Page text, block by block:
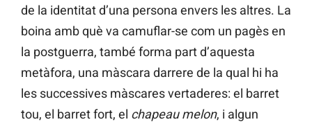
de la identitat d’una persona envers les altres. La
boina amb què va camuflar-se com un pagès en
la postguerra, també forma part d’aquesta
metàfora, una màscara darrere de la qual hi ha
les successives màscares vertaderes: el barret
tou, el barret fort, el chapeau melon, i algun